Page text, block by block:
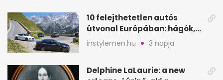
10 felejthetetlen autós
útvonal Európában: hágók,
partok, fjordok
instylemen.hu 3 napja
Delphine LaLaurie: a new